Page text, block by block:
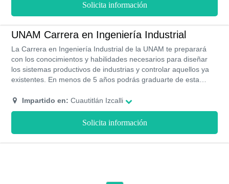
Solicita información
UNAM Carrera en Ingeniería Industrial
La Carrera en Ingeniería Industrial de la UNAM te preparará
con los conocimientos y habilidades necesarios para diseñar
los sistemas productivos de industrias y controlar aquellos ya
existentes. En menos de 5 años podrás graduarte de esta
Impartido en: Cuautitlán Izcalli
Solicita información